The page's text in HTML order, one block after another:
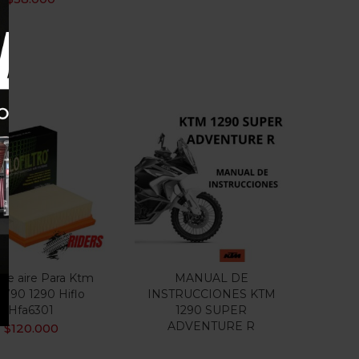
de aire Para Ktm
790 1290 Hiflo
Hfa6301
$120.000
MANUAL DE
INSTRUCCIONES KTM
1290 SUPER
ADVENTURE R